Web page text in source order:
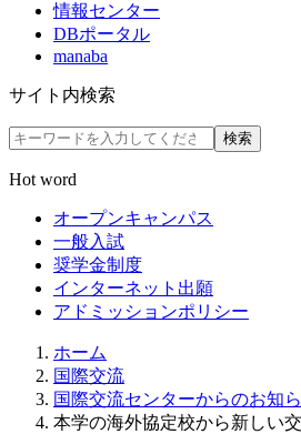
情報センター
DBポータル
manaba
サイト内検索
検索
Hot word
オープンキャンパス
一般入試
奨学金制度
インターネット出願
アドミッションポリシー
ホーム
国際交流
国際交流センターからのお知
本学の海外協定校から新しい